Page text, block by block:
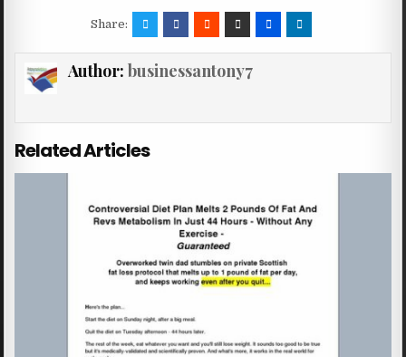
Share:
Author: businessantony7
Related Articles